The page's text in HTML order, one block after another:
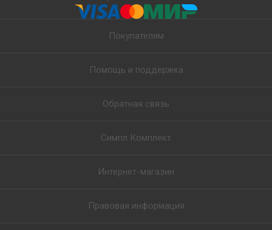
Покупателям
Помощь и поддержка
Обратная связь
Симпл Комплект
Интернет-магазин
Правовая информация